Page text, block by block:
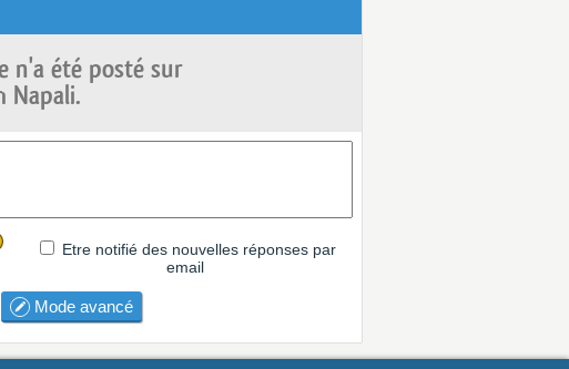
n'a été posté sur
Napali.
Etre notifié des nouvelles réponses par
email
Mode avancé